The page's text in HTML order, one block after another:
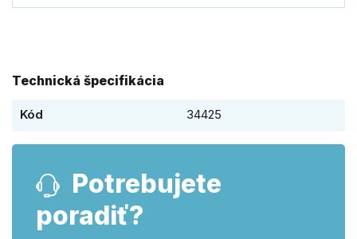
Technická špecifikácia
Kód 34425
Potrebujete
poradiť?